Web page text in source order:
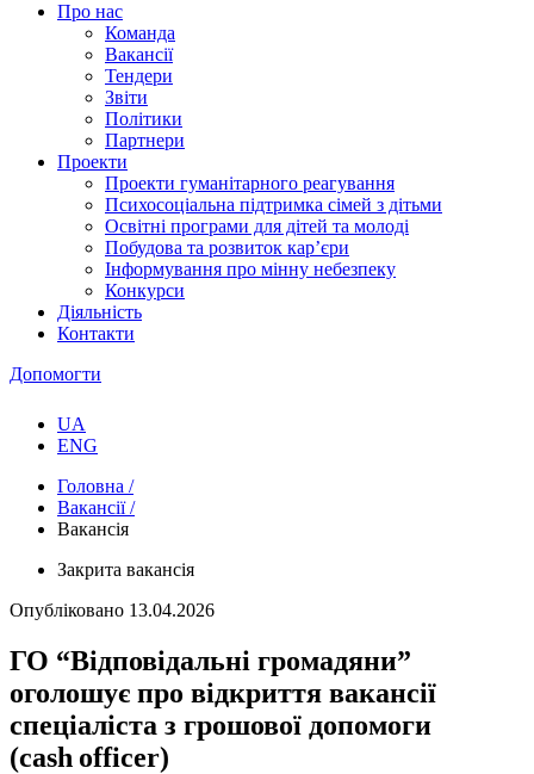
Про нас
Команда
Вакансії
Тендери
Звіти
Політики
Партнери
Проекти
Проекти гуманітарного реагування
Психосоціальна підтримка сімей з дітьми
Освітні програми для дітей та молоді
Побудова та розвиток кар’єри
Інформування про мінну небезпеку
Конкурси
Діяльність
Контакти
Допомогти
UA
ENG
Головна /
Вакансії /
Вакансія
Закрита вакансія
Опубліковано 13.04.2026
ГО “Відповідальні громадяни”
оголошує про відкриття вакансії
спеціаліста з грошової допомоги
(cash officer)